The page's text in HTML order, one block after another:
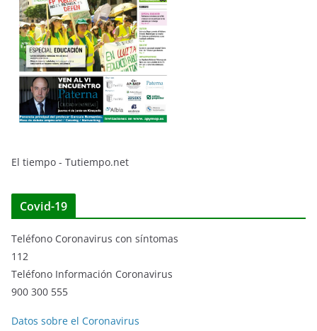
El tiempo - Tutiempo.net
Covid-19
Teléfono Coronavirus con síntomas
112
Teléfono Información Coronavirus
900 300 555
Datos sobre el Coronavirus